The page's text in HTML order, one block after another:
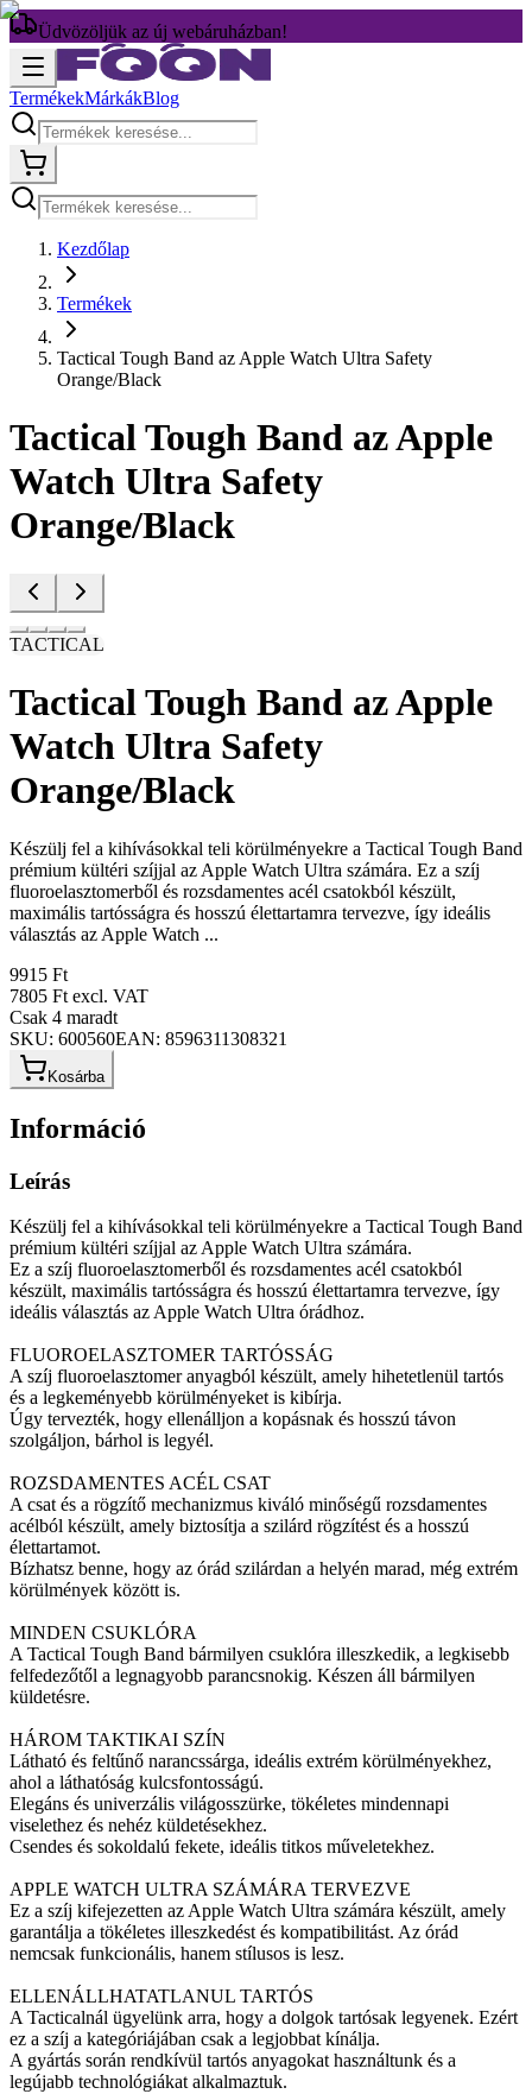
Üdvözöljük az új webáruházban!
TermékekMárkákBlog
Kezdőlap
Termékek
Tactical Tough Band az Apple Watch Ultra Safety
Orange/Black
Tactical Tough Band az Apple
Watch Ultra Safety
Orange/Black
TACTICAL
Tactical Tough Band az Apple
Watch Ultra Safety
Orange/Black
Készülj fel a kihívásokkal teli körülményekre a Tactical Tough Band
prémium kültéri szíjjal az Apple Watch Ultra számára. Ez a szíj
fluoroelasztomerből és rozsdamentes acél csatokból készült,
maximális tartósságra és hosszú élettartamra tervezve, így ideális
választás az Apple Watch ...
9915 Ft
7805 Ft excl. VAT
Csak 4 maradt
SKU: 600560EAN: 8596311308321
Kosárba
Információ
Leírás
Készülj fel a kihívásokkal teli körülményekre a Tactical Tough Band
prémium kültéri szíjjal az Apple Watch Ultra számára.
Ez a szíj fluoroelasztomerből és rozsdamentes acél csatokból
készült, maximális tartósságra és hosszú élettartamra tervezve, így
ideális választás az Apple Watch Ultra órádhoz.
FLUOROELASZTOMER TARTÓSSÁG
A szíj fluoroelasztomer anyagból készült, amely hihetetlenül tartós
és a legkeményebb körülményeket is kibírja.
Úgy tervezték, hogy ellenálljon a kopásnak és hosszú távon
szolgáljon, bárhol is legyél.
ROZSDAMENTES ACÉL CSAT
A csat és a rögzítő mechanizmus kiváló minőségű rozsdamentes
acélból készült, amely biztosítja a szilárd rögzítést és a hosszú
élettartamot.
Bízhatsz benne, hogy az órád szilárdan a helyén marad, még extrém
körülmények között is.
MINDEN CSUKLÓRA
A Tactical Tough Band bármilyen csuklóra illeszkedik, a legkisebb
felfedezőtől a legnagyobb parancsnokig. Készen áll bármilyen
küldetésre.
HÁROM TAKTIKAI SZÍN
Látható és feltűnő narancssárga, ideális extrém körülményekhez,
ahol a láthatóság kulcsfontosságú.
Elegáns és univerzális világosszürke, tökéletes mindennapi
viselethez és nehéz küldetésekhez.
Csendes és sokoldalú fekete, ideális titkos műveletekhez.
APPLE WATCH ULTRA SZÁMÁRA TERVEZVE
Ez a szíj kifejezetten az Apple Watch Ultra számára készült, amely
garantálja a tökéletes illeszkedést és kompatibilitást. Az órád
nemcsak funkcionális, hanem stílusos is lesz.
ELLENÁLLHATATLANUL TARTÓS
A Tacticalnál ügyelünk arra, hogy a dolgok tartósak legyenek. Ezért
ez a szíj a kategóriájában csak a legjobbat kínálja.
A gyártás során rendkívül tartós anyagokat használtunk és a
legújabb technológiákat alkalmaztuk.